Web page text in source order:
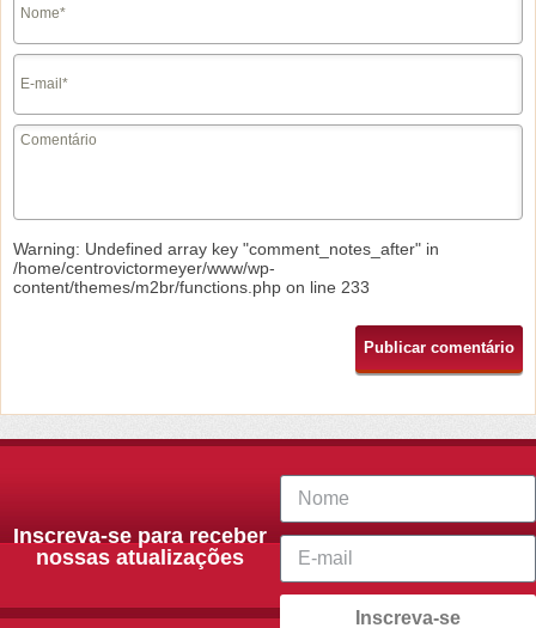
Warning: Undefined array key "comment_notes_after" in
/home/centrovictormeyer/www/wp-
content/themes/m2br/functions.php on line 233
Inscreva-se para receber
nossas atualizações
Inscreva-se